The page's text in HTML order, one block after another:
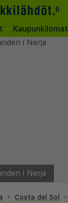
Kaupunkilomat
i Nerja
Costa del Sol